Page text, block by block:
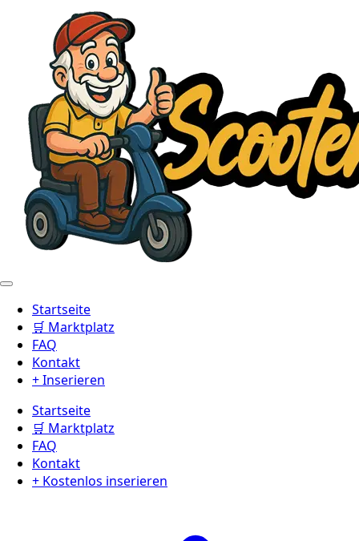
Startseite
🛒 Marktplatz
FAQ
Kontakt
+ Inserieren
Startseite
🛒 Marktplatz
FAQ
Kontakt
+ Kostenlos inserieren